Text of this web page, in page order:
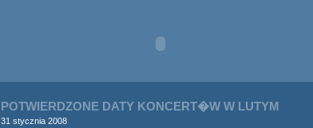
POTWIERDZONE DATY KONCERT�W W LUTYM
31 stycznia 2008